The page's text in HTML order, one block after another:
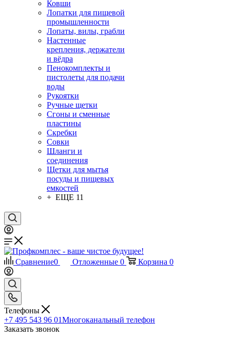
Ковши
Лопатки для пищевой
промышленности
Лопаты, вилы, грабли
Настенные
крепления, держатели
и вёдра
Пенокомплекты и
пистолеты для подачи
воды
Рукоятки
Ручные щетки
Сгоны и сменные
пластины
Скребки
Совки
Шланги и
соединения
Щетки для мытья
посуды и пищевых
емкостей
+ ЕЩЕ 11
Сравнение0 Отложенные 0 Корзина 0
Телефоны
+7 495 543 96 01Многоканальный телефон
Заказать звонок